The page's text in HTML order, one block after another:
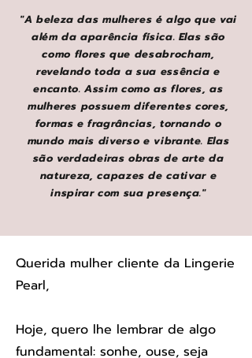
"A beleza das mulheres é algo que vai
além da aparência física. Elas são
como flores que desabrocham,
revelando toda a sua essência e
encanto. Assim como as flores, as
mulheres possuem diferentes cores,
formas e fragrâncias, tornando o
mundo mais diverso e vibrante. Elas
são verdadeiras obras de arte da
natureza, capazes de cativar e
inspirar com sua presença."
Querida mulher cliente da Lingerie
Pearl,
Hoje, quero lhe lembrar de algo
fundamental: sonhe, ouse, seja